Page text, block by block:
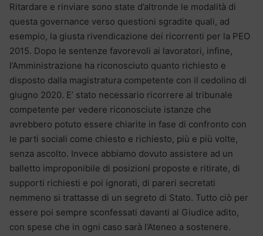
Ritardare e rinviare sono state d’altronde le modalità di
questa governance verso questioni sgradite quali, ad
esempio, la giusta rivendicazione dei ricorrenti per la PEO
2015. Dopo le sentenze favorevoli ai lavoratori, infine,
l’Amministrazione ha riconosciuto quanto richiesto e
disposto dalla magistratura competente con il cedolino di
giugno 2020. E’ stato necessario ricorrere al tribunale
competente per vedere riconosciute istanze che
avrebbero potuto essere chiarite in fase di confronto con
le parti sociali come chiesto e richiesto, più e più volte,
senza ascolto. Invece abbiamo dovuto assistere ad un
balletto improponibile di posizioni proposte e ritirate, di
supporti richiesti e poi ignorati, di pareri secretati
nemmeno si trattasse di un segreto di Stato. Tutto ciò per
essere poi sempre sconfessati davanti al Giudice adito,
con spese che in ogni caso sarà l’Ateneo a sostenere.